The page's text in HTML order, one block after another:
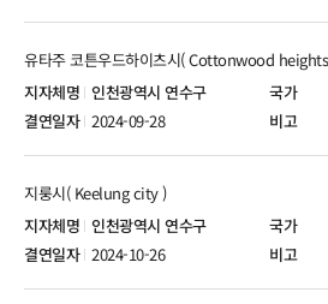
인천광역시 연수구
유타주 코튼우드하이츠시( Cottonwood
2024-09-28
인천광역시 연수구
지룽시( Keelung city )
2024-10-26